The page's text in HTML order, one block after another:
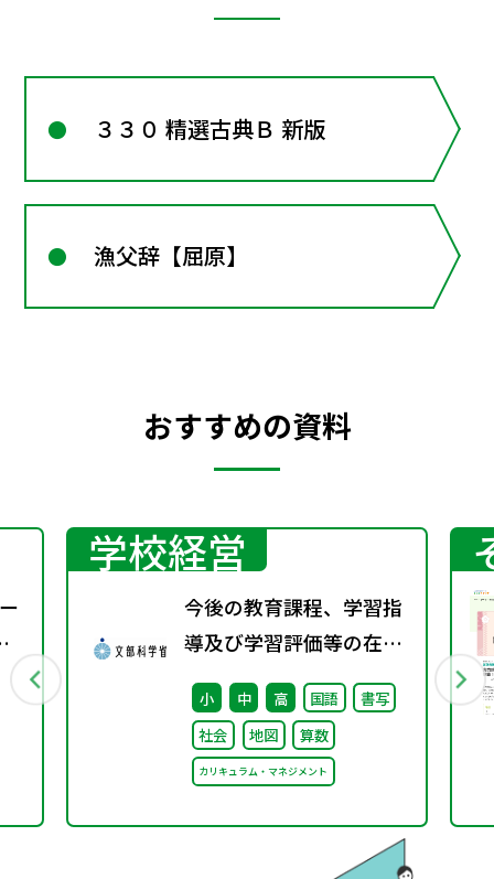
３３０ 精選古典Ｂ 新版
漁父辞【屈原】
おすすめの資料
学校経営
今後の教育課程、学習指
導及び学習評価等の在り
方に関する有識者検討会
の論点整理を掲載しまし
た
小 中 高 国語
書写
社会
地図 算数
カリキュラム・マネジメント